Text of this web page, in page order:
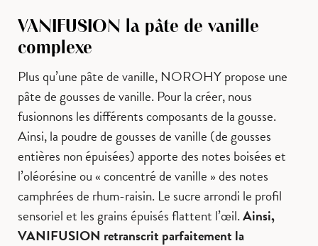
VANIFUSION la pâte de vanille
complexe
Plus qu’une pâte de vanille, NOROHY propose une
pâte de gousses de vanille. Pour la créer, nous
fusionnons les différents composants de la gousse.
Ainsi, la poudre de gousses de vanille (de gousses
entières non épuisées) apporte des notes boisées et
l’oléorésine ou « concentré de vanille » des notes
camphrées de rhum-raisin. Le sucre arrondi le profil
sensoriel et les grains épuisés flattent l’œil.Ainsi,
VANIFUSION retranscrit parfaitement la